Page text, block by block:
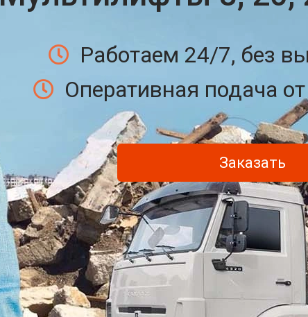
Работаем 24/7, без
Оперативная подача
Заказать